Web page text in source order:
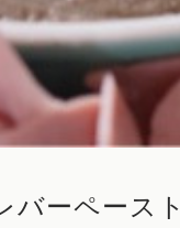
バーペースト